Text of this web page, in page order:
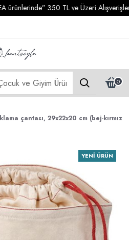
350 TL ve Üzeri
0
çantası, 29x22x20 cm (bej-kırmız
YENI ÜRÜN